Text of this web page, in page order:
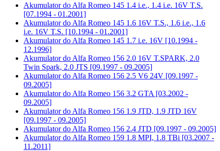
Akumulator do Alfa Romeo 145 1.4 i.e., 1.4 i.e. 16V T.S.
[07.1994 - 01.2001]
Akumulator do Alfa Romeo 145 1.6 16V T.S., 1.6 i.e., 1.6
i.e. 16V T.S. [10.1994 - 01.2001]
Akumulator do Alfa Romeo 145 1.7 i.e. 16V [10.1994 -
12.1996]
Akumulator do Alfa Romeo 156 2.0 16V T.SPARK, 2.0
Twin Spark, 2.0 JTS [09.1997 - 09.2005]
Akumulator do Alfa Romeo 156 2.5 V6 24V [09.1997 -
09.2005]
Akumulator do Alfa Romeo 156 3.2 GTA [03.2002 -
09.2005]
Akumulator do Alfa Romeo 156 1.9 JTD, 1.9 JTD 16V
[09.1997 - 09.2005]
Akumulator do Alfa Romeo 156 2.4 JTD [09.1997 - 09.2005]
Akumulator do Alfa Romeo 159 1.8 MPI, 1.8 TBi [03.2007 -
11.2011]